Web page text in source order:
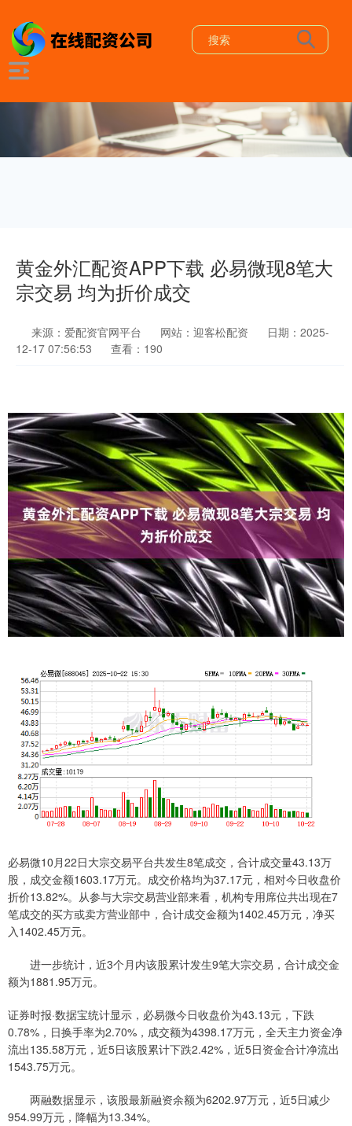
黄金外汇配资APP下载 必易微现8笔大
宗交易 均为折价成交
来源：爱配资官网平台 网站：迎客松配资
日期：2025-
12-17 07:56:53
查看：190
必易微10月22日大宗交易平台共发生8笔成交，合计成交量43.13万
股，成交金额1603.17万元。成交价格均为37.17元，相对今日收盘价
折价13.82%。从参与大宗交易营业部来看，机构专用席位共出现在7
笔成交的买方或卖方营业部中，合计成交金额为1402.45万元，净买
入1402.45万元。
进一步统计，近3个月内该股累计发生9笔大宗交易，合计成交金
额为1881.95万元。
证券时报·数据宝统计显示，必易微今日收盘价为43.13元，下跌
0.78%，日换手率为2.70%，成交额为4398.17万元，全天主力资金净
流出135.58万元，近5日该股累计下跌2.42%，近5日资金合计净流出
1543.75万元。
两融数据显示，该股最新融资余额为6202.97万元，近5日减少
954.99万元，降幅为13.34%。